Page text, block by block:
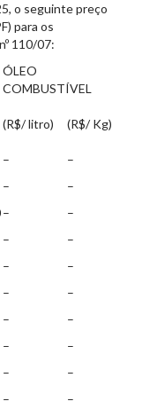
o seguinte preço
para os
110/07:
ÓLEO
COMBUSTÍVEL
(R$/ litro) (R$/ Kg)
–
–
–
–
–
–
–
–
–
–
–
–
–
–
–
–
–
–
–
–